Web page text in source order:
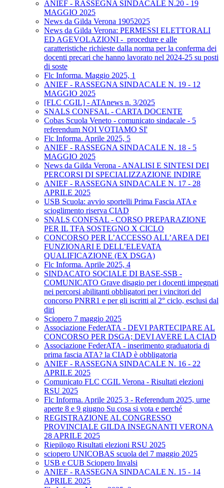
ANIEF - RASSEGNA SINDACALE N.20 - 19
MAGGIO 2025
News da Gilda Verona 19052025
News da Gilda Verona: PERMESSI ELETTORALI
ED AGEVOLAZIONI - procedure e alle
caratteristiche richieste dalla norma per la conferma dei
docenti precari che hanno lavorato nel 2024-25 su posti
di soste
Flc Informa. Maggio 2025, 1
ANIEF - RASSEGNA SINDACALE N. 19 - 12
MAGGIO 2025
[FLC CGIL] - ATAnews n. 3/2025
SNALS CONFSAL - CARTA DOCENTE
Cobas Scuola Veneto - comunicato sindacale - 5
referendum NOI VOTIAMO SI'
Flc Informa. Aprile 2025, 5
ANIEF - RASSEGNA SINDACALE N. 18 - 5
MAGGIO 2025
News da Gilda Verona - ANALISI E SINTESI DEI
PERCORSI DI SPECIALIZZAZIONE INDIRE
ANIEF - RASSEGNA SINDACALE N. 17 - 28
APRILE 2025
USB Scuola: avvio sportelli Prima Fascia ATA e
scioglimento riserva CIAD
SNALS CONFSAL - CORSO PREPARAZIONE
PER IL TFA SOSTEGNO X CICLO
CONCORSO PER L’ACCESSO ALL’AREA DEI
FUNZIONARI E DELL’ELEVATA
QUALIFICAZIONE (EX DSGA)
Flc Informa. Aprile 2025, 4
SINDACATO SOCIALE DI BASE-SSB -
COMUNICATO Grave disagio per i docenti impegnati
nei percorsi abilitanti obbligatori per i vincitori del
concorso PNRR1 e per gli iscritti al 2° ciclo, esclusi dal
diri
Sciopero 7 maggio 2025
Associazione FederATA - DEVI PARTECIPARE AL
CONCORSO PER DSGA; DEVI AVERE LA CIAD
Associazione FederATA - inserimento graduatoria di
prima fascia ATA? la CIAD è obbligatoria
ANIEF - RASSEGNA SINDACALE N. 16 - 22
APRILE 2025
Comunicato FLC CGIL Verona - Risultati elezioni
RSU 2025
Flc Informa. Aprile 2025 3 - Referendum 2025, urne
aperte 8 e 9 giugno Su cosa si vota e perché
REGISTRAZIONE AL CONGRESSO
PROVINCIALE GILDA INSEGNANTI VERONA
28 APRILE 2025
Riepilogo Risultati elezioni RSU 2025
sciopero UNICOBAS scuola del 7 maggio 2025
USB e CUB Sciopero Invalsi
ANIEF - RASSEGNA SINDACALE N. 15 - 14
APRILE 2025